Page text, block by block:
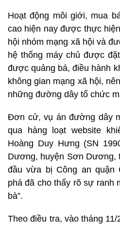
Hoạt động môi giới, mua
cao hiện nay được thực
hội nhóm mạng xã hội và
hệ thống máy chủ được
được quảng bá, điều hành
không gian mạng xã hội,
những đường dây tổ chức
Đơn cử, vụ án đường dây
qua hàng loạt website
Hoàng Duy Hưng (SN
Dương, huyện Sơn Dương,
đầu vừa bị Công an quận
phá đã cho thấy rõ sự ranh
bà”.
Theo điều tra, vào tháng